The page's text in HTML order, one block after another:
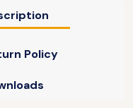
Policy